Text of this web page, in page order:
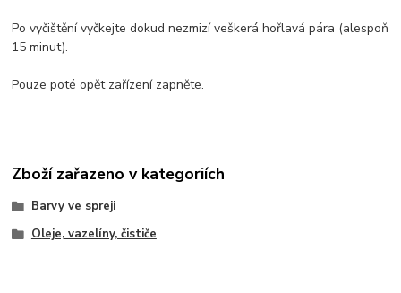
Po vyčištění vyčkejte dokud nezmizí veškerá hořlavá pára (alespoň
15 minut).
Pouze poté opět zařízení zapněte.
Zboží zařazeno v kategoriích
Barvy ve spreji
Oleje, vazelíny, čističe